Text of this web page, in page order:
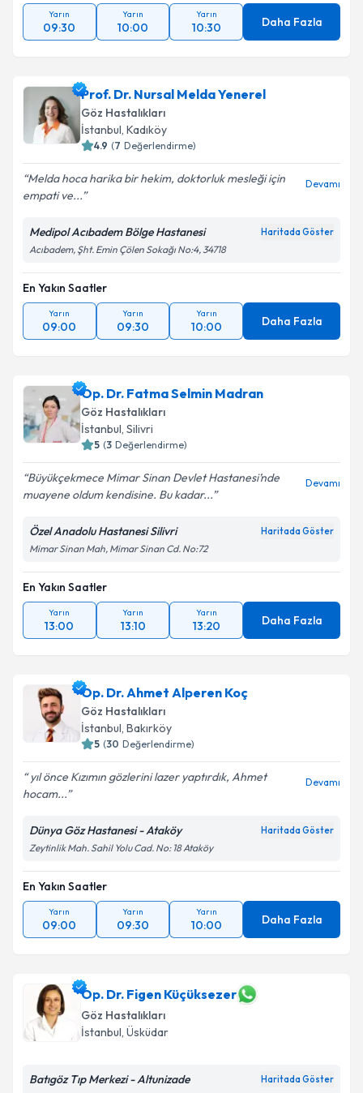
Yarın
09:30
Yarın
10:00
Yarın
10:30 Daha Fazla
Prof. Dr. Nursal Melda Yenerel
Göz Hastalıkları
İstanbul, Kadıköy
4.9 (7 Değerlendirme)
Melda hoca harika bir hekim, doktorluk mesleği için
empati ve...
Devamı
Medipol Acıbadem Bölge Hastanesi Haritada Göster
Acıbadem, Şht. Emin Çölen Sokağı No:4, 34718
En Yakın Saatler
Yarın
09:00
Yarın
09:30
Yarın
10:00 Daha Fazla
Op. Dr. Fatma Selmin Madran
Göz Hastalıkları
İstanbul, Silivri
5 (3 Değerlendirme)
Büyükçekmece Mimar Sinan Devlet Hastanesi’nde
muayene oldum kendisine. Bu kadar...
Devamı
Özel Anadolu Hastanesi Silivri Haritada Göster
Mimar Sinan Mah, Mimar Sinan Cd. No:72
En Yakın Saatler
Yarın
13:00
Yarın
13:10
Yarın
13:20 Daha Fazla
Op. Dr. Ahmet Alperen Koç
Göz Hastalıkları
İstanbul, Bakırköy
5 (30 Değerlendirme)
yıl önce Kızımın gözlerini lazer yaptırdık, Ahmet
hocam...
Devamı
Dünya Göz Hastanesi - Ataköy Haritada Göster
Zeytinlik Mah. Sahil Yolu Cad. No: 18 Ataköy
En Yakın Saatler
Yarın
09:00
Yarın
09:30
Yarın
10:00 Daha Fazla
Op. Dr. Figen Küçüksezer
Göz Hastalıkları
İstanbul, Üsküdar
Batıgöz Tıp Merkezi - Altunizade Haritada Göster